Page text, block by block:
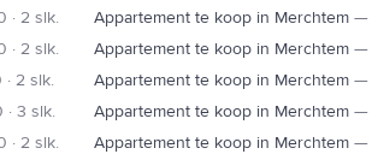
· 2 slk. Appartement te koop in Merchtem—
· 2 slk. Appartement te koop in Merchtem—
2 slk. Appartement te koop in Merchtem—
3 slk. Appartement te koop in Merchtem—
· 2 slk. Appartement te koop in Merchtem—